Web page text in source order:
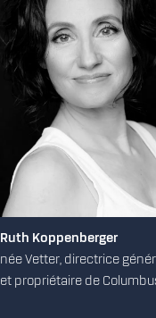
Ruth Koppenberger
née Vetter, directrice
et propriétaire de